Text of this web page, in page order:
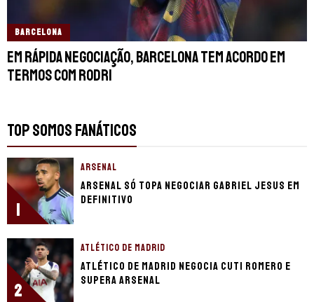
BARCELONA
Em rápida negociação, Barcelona tem acordo em
termos com Rodri
TOP SOMOS FANÁTICOS
1
ARSENAL
Arsenal só topa negociar Gabriel Jesus em
definitivo
2
ATLÉTICO DE MADRID
Atlético de Madrid negocia Cuti Romero e
supera Arsenal